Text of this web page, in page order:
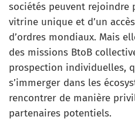
sociétés peuvent rejoindre
vitrine unique et d’un
d’ordres mondiaux. Mais
des missions BtoB
prospection individuelles,
s’immerger dans les
rencontrer de manière
partenaires potentiels.